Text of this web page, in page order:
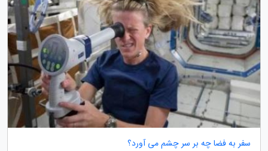
سفر به فضا چه بر سر چشم می آورد؟